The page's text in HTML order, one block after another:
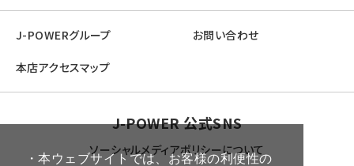
・本ウェブサイトでは、お客様の利便性の
J-POWERグループ お問い合わせ
本店アクセスマップ
J-POWER 公式SNS
ソーシャルメディアポリシーについて